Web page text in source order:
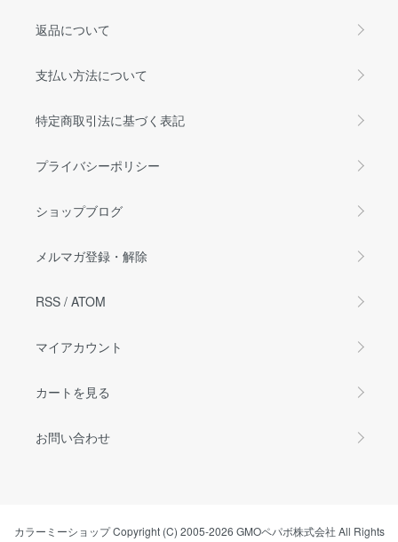
返品について
支払い方法について
特定商取引法に基づく表記
プライバシーポリシー
ショップブログ
メルマガ登録・解除
RSS / ATOM
マイアカウント
カートを見る
お問い合わせ
カラーミーショップCopyright (C) 2005-2026 GMOペパボ株式会社 All Rights